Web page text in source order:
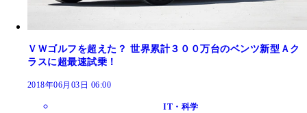
ＶＷゴルフを超えた？ 世界累計３００万台のベンツ新型Ａク
ラスに超最速試乗！
2018年06月03日 06:00
IT・科学